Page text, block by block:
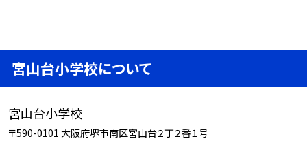
宮山台小学校について
宮山台小学校
〒590-0101 大阪府堺市南区宮山台２丁２番１号